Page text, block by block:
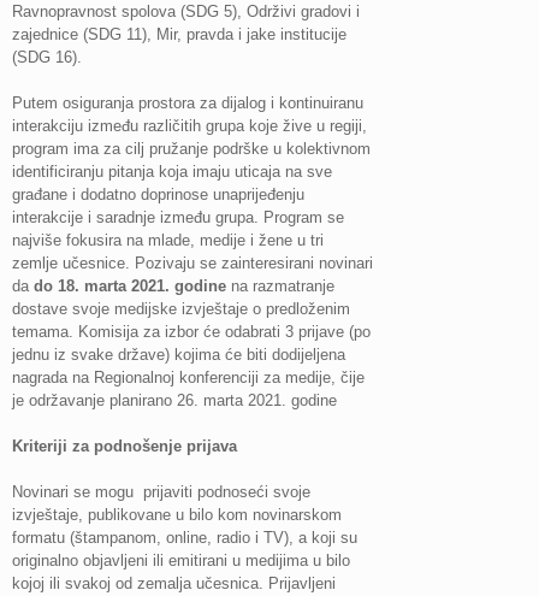
Ravnopravnost spolova (SDG 5), Održivi gradovi i
zajednice (SDG 11), Mir, pravda i jake institucije
(SDG 16).
Putem osiguranja prostora za dijalog i kontinuiranu
interakciju između različitih grupa koje žive u regiji,
program ima za cilj pružanje podrške u kolektivnom
identificiranju pitanja koja imaju uticaja na sve
građane i dodatno doprinose unaprijeđenju
interakcije i saradnje između grupa. Program se
najviše fokusira na mlade, medije i žene u tri
zemlje učesnice. Pozivaju se zainteresirani novinari
da do 18. marta 2021. godine na razmatranje
dostave svoje medijske izvještaje o predloženim
temama. Komisija za izbor će odabrati 3 prijave (po
jednu iz svake države) kojima će biti dodijeljena
nagrada na Regionalnoj konferenciji za medije, čije
je održavanje planirano 26. marta 2021. godine
Kriteriji za podnošenje prijava
Novinari se mogu prijaviti podnoseći svoje
izvještaje, publikovane u bilo kom novinarskom
formatu (štampanom, online, radio i TV), a koji su
originalno objavljeni ili emitirani u medijima u bilo
kojoj ili svakoj od zemalja učesnica. Prijavljeni